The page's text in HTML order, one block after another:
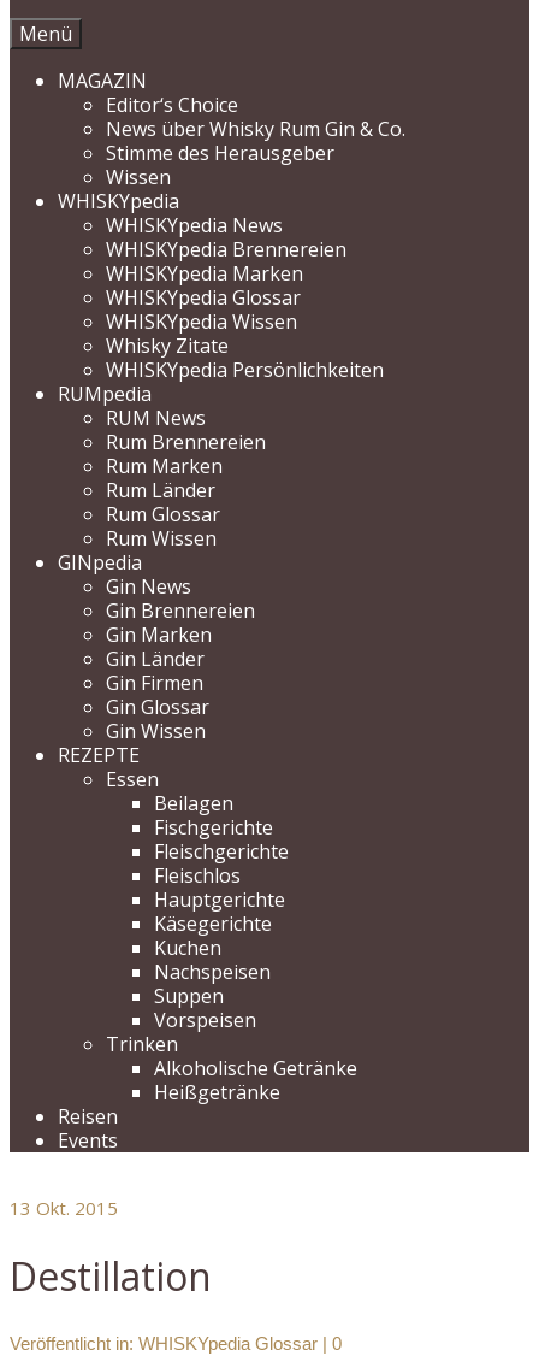
Menü
MAGAZIN
Editor‘s Choice
News über Whisky Rum Gin & Co.
Stimme des Herausgeber
Wissen
WHISKYpedia
WHISKYpedia News
WHISKYpedia Brennereien
WHISKYpedia Marken
WHISKYpedia Glossar
WHISKYpedia Wissen
Whisky Zitate
WHISKYpedia Persönlichkeiten
RUMpedia
RUM News
Rum Brennereien
Rum Marken
Rum Länder
Rum Glossar
Rum Wissen
GINpedia
Gin News
Gin Brennereien
Gin Marken
Gin Länder
Gin Firmen
Gin Glossar
Gin Wissen
REZEPTE
Essen
Beilagen
Fischgerichte
Fleischgerichte
Fleischlos
Hauptgerichte
Käsegerichte
Kuchen
Nachspeisen
Suppen
Vorspeisen
Trinken
Alkoholische Getränke
Heißgetränke
Reisen
Events
13 Okt. 2015
Destillation
Veröffentlicht in: WHISKYpedia Glossar | 0